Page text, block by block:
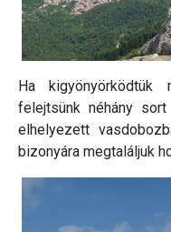
Ha
felejtsünk néhány
elhelyezett
bizonyára megtaláljuk